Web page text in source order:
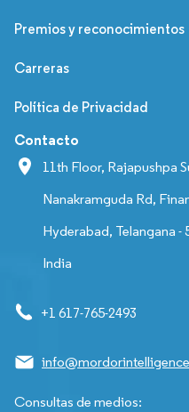
Premios y reconocimientos
Carreras
Política de Privacidad
Contacto
11th Floor, Rajapushpa
Nanakramguda Rd,
Hyderabad, Telangana -
India
+1 617-765-2493
Consultas de medios: